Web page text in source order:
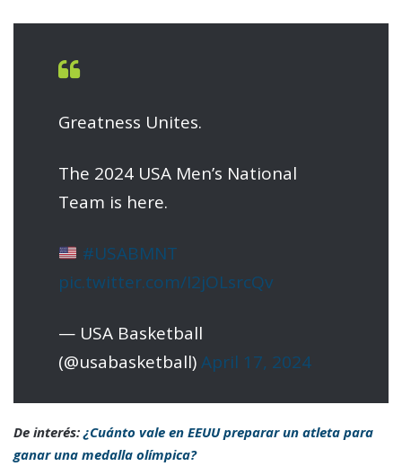
Greatness Unites.
The 2024 USA Men’s National
Team is here.
#USABMNT
pic.twitter.com/I2jOLsrcQv
— USA Basketball
(@usabasketball)April 17, 2024
De interés:¿Cuánto vale en EEUU preparar un atleta para
ganar una medalla olímpica?